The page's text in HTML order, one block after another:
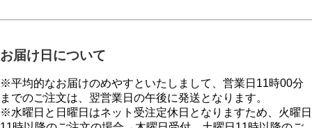
お届け日について
※平均的なお届けのめやすといたしまして、営業日11時00分
までのご注文は、翌営業日の午後に発送となります。
※水曜日と日曜日はネット受注定休日となりますため、火曜日